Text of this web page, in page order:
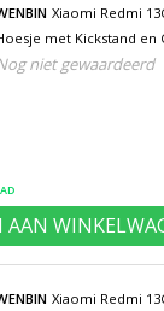
Xiaomi Redmi
met Kickstand en
Grip Cover - Blauw
niet gewaardeerd
AAN
Xiaomi Redmi